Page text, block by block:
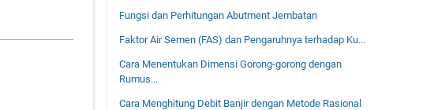
Fungsi dan Perhitungan Abutment Jembatan
Faktor Air Semen (FAS) dan Pengaruhnya terhadap Ku...
Cara Menentukan Dimensi Gorong-gorong dengan
Rumus...
Cara Menghitung Debit Banjir dengan Metode Rasional